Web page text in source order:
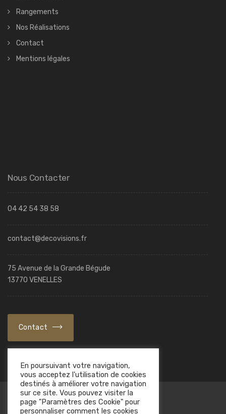
Rangements
Nos Réalisations
Contact
Mentions légales
Nous Contacter
04 42 54 38 58
contact@decovisions.fr
75 Avenue de la Grande Bégude
13770 VENELLES
Contact
En poursuivant votre navigation,
vous acceptez l'utilisation de cookies
destinés à améliorer votre navigation
sur ce site. Vous pouvez visiter la
page "Paramètres des Cookie" pour
personnaliser comment les cookies